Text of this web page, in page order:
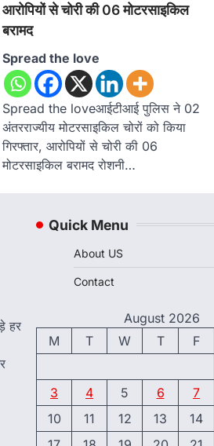
आरोपियों से चोरी की 06 मोटरसाइकिल
बरामद
Spread the love
Spread the loveआईटीआई पुलिस ने 02
अंतरराज्यीय मोटरसाइकिल चोरों को किया
गिरफ्तार, आरोपियों से चोरी की 06
मोटरसाइकिल बरामद रोशनी…
हर
Quick Menu
About US
Contact
August 2026
M
T W T F
3
4 5 6 7
10
11 12 13 14